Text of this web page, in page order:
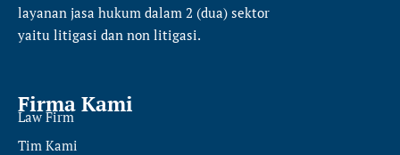
layanan jasa hukum dalam 2 (dua) sektor
yaitu litigasi dan non litigasi.
Firma Kami
Law Firm
Tim Kami